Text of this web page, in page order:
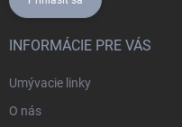
INFORMÁCIE PRE VÁS
Umývacie linky
O nás